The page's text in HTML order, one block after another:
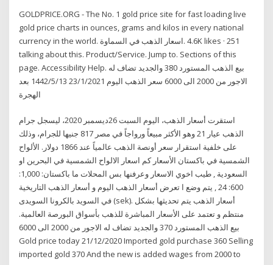
GOLDPRICE.ORG - The No. 1 gold price site for fast loading live
gold price charts in ounces, grams and kilos in every national
currency in the world. ‎اسعار الذهب في السماوة‎. 4.6K likes · 251
talking about this. Product/Service. Jump to. Sections of this
page. Accessibility Help. بيع الذهب المستورد 380 والجديد تضاف له
الاجور من 2000 الى 6000 سعر الذهب اليوم 23/1/2021 13‏‏/5‏‏/1442 بعد
الهجرة
استقرت أسعار الذهب، اليوم السبت 26ديسمبر 2020، ليسجل جرام
الذهب عيار 21 وهو الأكثر مبيعاً ورواجاً في مصر 817 جنيها للجرام، وذلك
على خلفية استقرار سعر أونصة الذهب عالمياً عند 1866 دولار. الألواح
الشمسية في باكستان الأسعار كم اسعار الالواح الشمسية في البحرين او
السعودية , طيب اخوي الاسعار وعرفنها بس المحلات ما باكستان: 1,000:
600: 24 , يتم وضع ا تعرض أسعار الذهب اليوم و أسعار الذهب التاريخية
في السويد بالكرونا السويدى (sek). أسعار الذهب يتم تحديثها بشكل
منتظم و تعتمد على الأسعار المباشرة للذهب بأسواق البورصة العالمية.
بيع الذهب المستورد 370 والجديد تضاف له الاجور من 2000 الى 6000
Gold price today 21/12/2020 Imported gold purchase 360 Selling
imported gold 370 And the new is added wages from 2000 to